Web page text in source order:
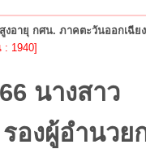
อายุ กศน. ภาคตะวันออกเฉีย
1940]
นางสาว
องผู้อำนวย